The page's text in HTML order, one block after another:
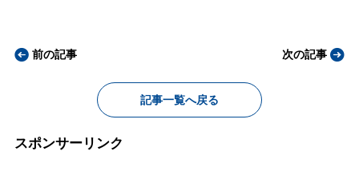
前の記事
記事一覧へ戻る
次の記事
スポンサーリンク